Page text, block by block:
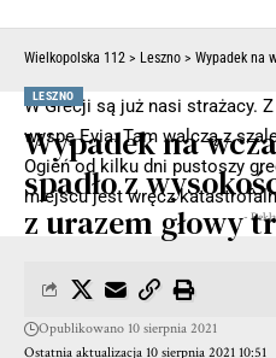
W Grecji są już nasi strażacy.
wyspę Evia. Tam walczą z
Ogień od kilku dni pustoszy
miejscu jest wręcz
-
Wielkopolska 112 > Leszno > Wypadek na wczasach.
LESZNO
Wypadek na
spadło z
z urazem głowy
Ostatnia aktualizacja 10 sierpnia 2021 10:51
Opublikowano 10 sierpnia 2021